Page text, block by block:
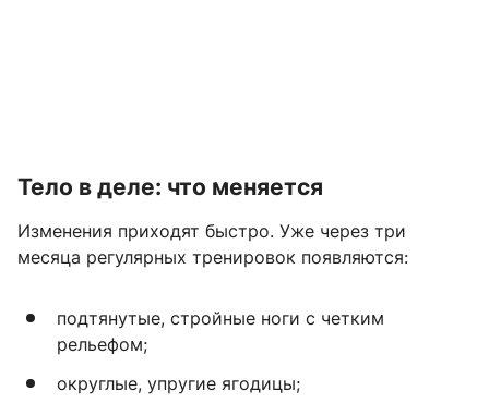
Тело в деле: что меняется
Изменения приходят быстро. Уже через три
месяца регулярных тренировок появляются:
подтянутые, стройные ноги с четким
рельефом;
округлые, упругие ягодицы;